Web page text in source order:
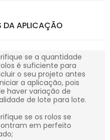
DA APLICAÇÃO
se a quantidade
é suficiente para
o seu projeto antes
a aplicação, pois
haver variação de
de lote para lote.
se os rolos se
em perfeito